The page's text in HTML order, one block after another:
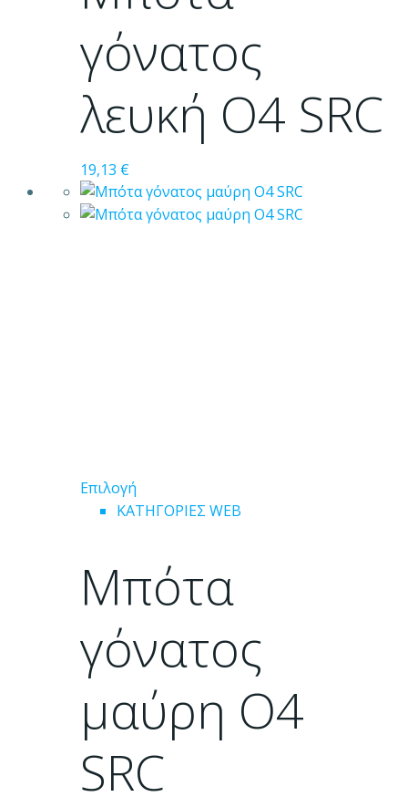
παραλλαγές.
επιλογές
μπορούν
επιλεγούν
του
προϊόντος
γόνατος
λευκή Ο4 SRC
19,13 €
Επιλογή
το
πολλαπλές
παραλλαγές.
επιλογές
μπορούν
επιλεγούν
σελίδα
του
ΚΑΤΗΓΟΡΙΕΣ WEB
Μπότα
γόνατος
μαύρη O4
SRC